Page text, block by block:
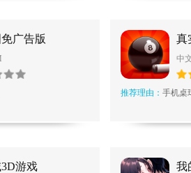
广告版 真
中
推荐理由： 手机桌
游戏 我